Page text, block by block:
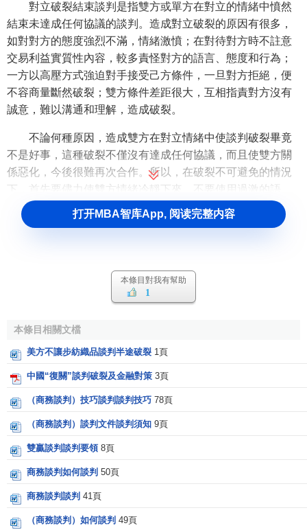
對立破裂結束談判是指雙方或單方在對立的情緒中憤然
結束未達成任何協議的談判。造成對立破裂的原因有很多，
如對對方的態度強烈不滿，情緒激憤；在對待對方時不註意
交易利益實質性內容，較多責怪對方的語言、態度和行為；
一方以高壓方式強迫對手接受己方條件，一旦對方拒絕，便
不容商量斷然破裂；雙方條件差距很大，互相指責對方沒有
誠意，難以溝通和理解，造成破裂。
不論何種原因，造成雙方在對立情緒中使談判破裂畢竟
不是好事，這種破裂不僅沒有達成任何協議，而且使雙方關
係惡化，今後很難再次合作。所以，在破裂不可避免的情況
下，首先要儘力使雙方情緒冷靜下來，不要使用過激的語
言，儘量使雙方能以友好態度結束談判，至少不要使雙方關
係惡化；其次，要擺事實講道理，不要攻擊對方，要以理服
↑1.0 1.1出自：
《商務談判》[M].第一章
打开MBA智库App, 阅读完整内容
本條目對我有幫助
1
本條目相關文檔
美方不讓步紡織品談判半途破裂 1頁
中國“復關”談判破裂及金融對策 3頁
（商務談判）技巧談判談判技巧 78頁
（商務談判）談判文件談判須知 9頁
雙贏談判談判要領 8頁
商務談判如何談判 50頁
商務談判談判 41頁
（商務談判）如何談判 49頁